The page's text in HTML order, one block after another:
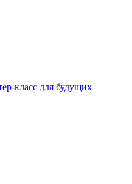
класс для будущих